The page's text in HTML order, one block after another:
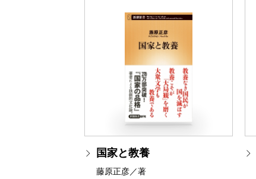
国家と教養
藤原正彦／著